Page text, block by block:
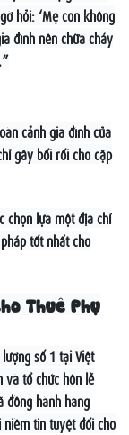
hỏi: ‘Mẹ con không
đình nên chữa cháy
cảnh gia đình của
gây bối rối cho cặp
chọn lựa một địa chỉ
tốt nhất cho
Thuê Phụ
số 1 tại Việt
và tổ chức hôn lễ
đồng hành hàng
tin tuyệt đối cho